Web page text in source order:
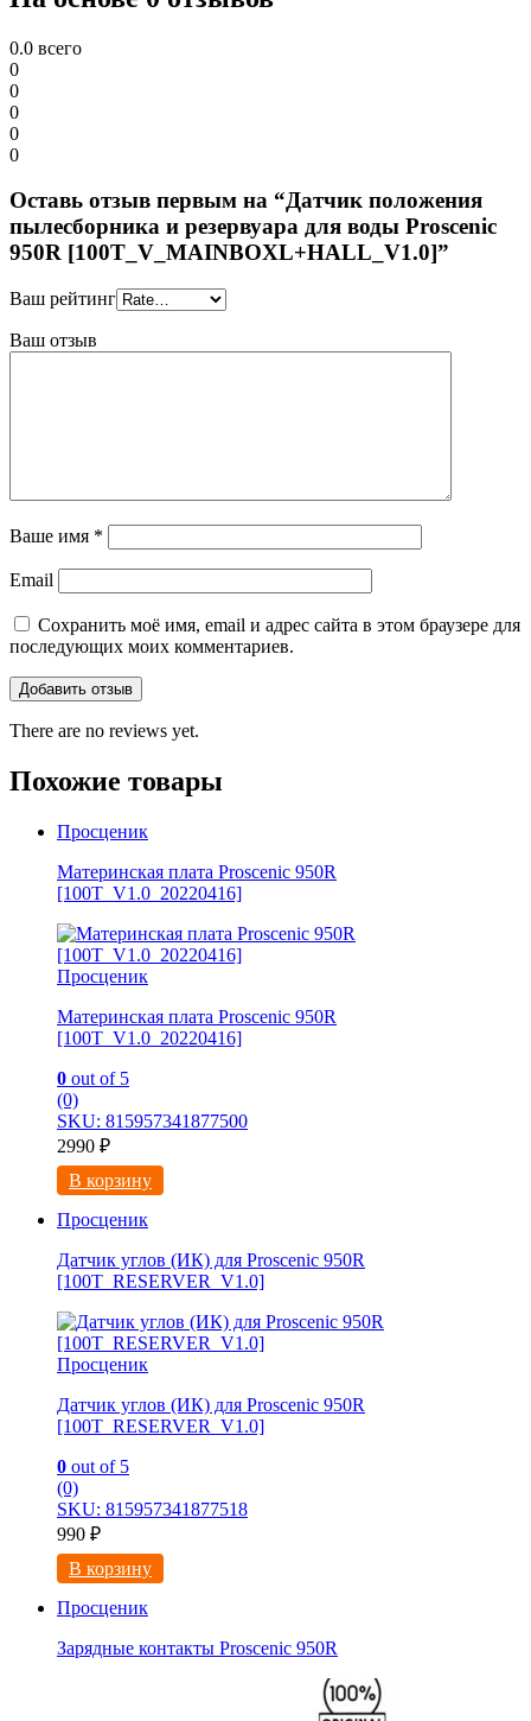
0.0 всего
0
0
0
0
0
Оставь отзыв первым на “Датчик положения
пылесборника и резервуара для воды Proscenic
950R [100T_V_MAINBOXL+HALL_V1.0]”
Ваш рейтинг
Ваш отзыв
Ваше имя *
Email
Сохранить моё имя, email и адрес сайта в этом браузере для
последующих моих комментариев.
There are no reviews yet.
Похожие товары
Просценик
Материнская плата Proscenic 950R
[100T_V1.0_20220416]
Просценик
Материнская плата Proscenic 950R
[100T_V1.0_20220416]
0 out of 5
(0)
SKU: 815957341877500
2990 ₽
В корзину
Просценик
Датчик углов (ИК) для Proscenic 950R
[100T_RESERVER_V1.0]
Просценик
Датчик углов (ИК) для Proscenic 950R
[100T_RESERVER_V1.0]
0 out of 5
(0)
SKU: 815957341877518
990 ₽
В корзину
Просценик
Зарядные контакты Proscenic 950R